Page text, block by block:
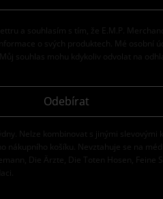
a souhlasím s tím, že E.M.P.
o svých produktech. Mé osobní
. Můj souhlas mohu kdykoliv odvolat na
Odebírat
Nelze kombinovat s jinými slevovými
nákupního košíku. Nevztahuje se na
Die Ärzte, Die Toten Hosen, Feine